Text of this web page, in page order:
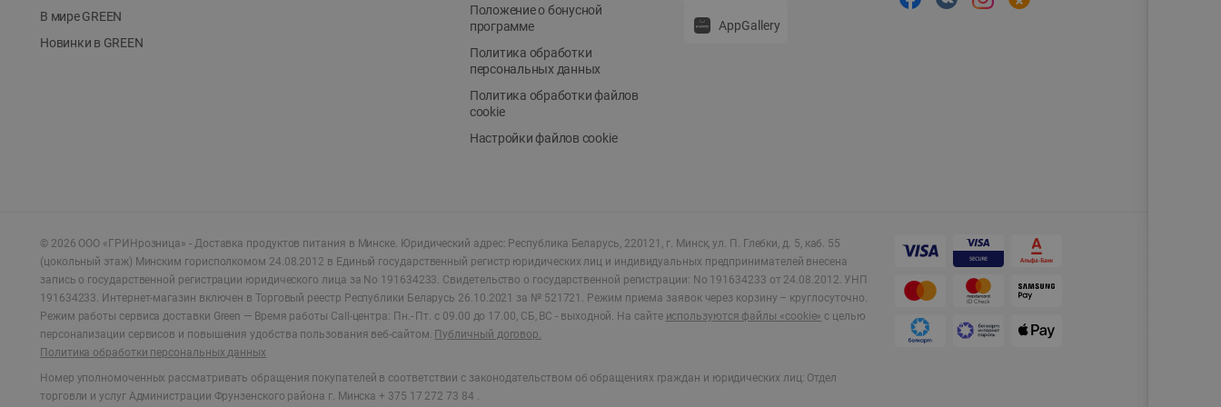
В мире GREEN
Новинки в GREEN
Положение о бонусной
программе
Политика обработки
персональных данных
Политика обработки файлов
cookie
Настройки файлов cookie
AppGallery
© 2026 ООО «ГРИНрозница» - Доставка продуктов питания в Минске. Юридический адрес: Республика Беларусь, 220121, г. Минск, ул. П. Глебки, д. 5, каб. 55
(цокольный этаж) Минским горисполкомом 24.08.2012 в Единый государственный регистр юридических лиц и индивидуальных предпринимателей внесена
запись о государственной регистрации юридического лица за No 191634233. Свидетельство о государственной регистрации: No 191634233 от 24.08.2012. УНП
191634233. Интернет-магазин включен в Торговый реестр Республики Беларусь 26.10.2021 за № 521721. Режим приема заявок через корзину – круглосуточно.
Режим работы сервиса доставки Green — Время работы Call-центра: Пн.- Пт. с 09.00 до 17.00, СБ, ВС - выходной. На сайте используются файлы «cookie» с целью
персонализации сервисов и повышения удобства пользования веб-сайтом. Публичный договор.
Политика обработки персональных данных
Номер уполномоченных рассматривать обращения покупателей в соответствии с законодательством об обращениях граждан и юридических лиц: Отдел
торговли и услуг Администрации Фрунзенского района г. Минска + 375 17 272 73 84 .